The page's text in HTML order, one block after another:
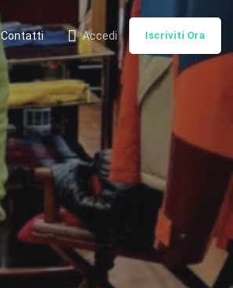
Contatti Accedi Iscriviti Ora